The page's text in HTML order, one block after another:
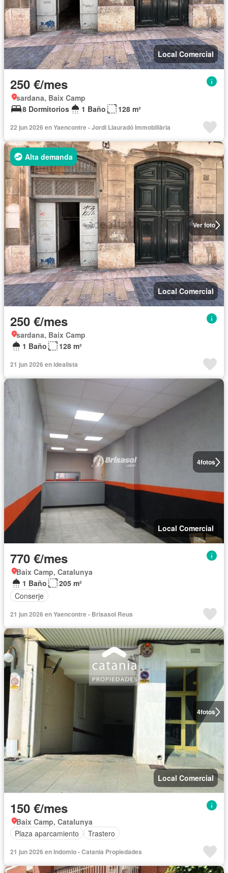
Local Comercial
250 €/mes
sardana, Baix Camp
8 Dormitorios
1 Baño 128 m²
22 jun 2026 en Yaencontre - Jordi Llauradó Immobiliària
Ver foto
Alta demanda
Local Comercial
250 €/mes
sardana, Baix Camp
1 Baño
128 m²
21 jun 2026 en idealista
4fotos
Local Comercial
770 €/mes
Baix Camp, Catalunya
1 Baño
205 m²
Conserje
21 jun 2026 en Yaencontre - Brisasol Reus
4fotos
Local Comercial
150 €/mes
Baix Camp, Catalunya
Plaza aparcamiento
Trastero
21 jun 2026 en Indomio - Catania Propiedades